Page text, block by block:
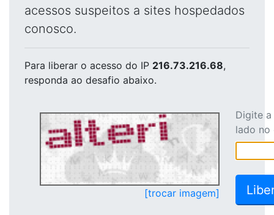
acessos suspeitos a sites hospedados
conosco.
Para liberar o acesso do IP 216.73.216.68,
responda ao desafio abaixo.
[trocar imagem]
Digite
lado no